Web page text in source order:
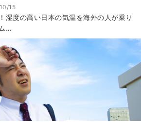
15
湿度の高い日本の気温を海外の人が乗り
…